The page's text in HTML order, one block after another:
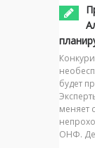
будет
меняет
ОНФ.